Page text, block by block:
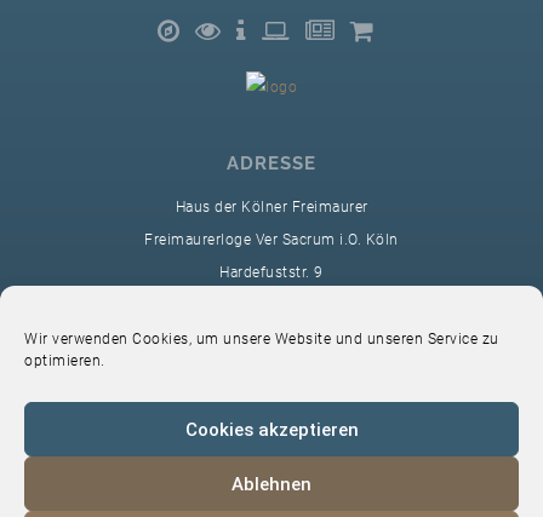
Wir verwenden Cookies, um unsere Website und unseren Service zu
optimieren.
Cookies akzeptieren
Ablehnen
ADRESSE
Haus der Kölner Freimaurer
Freimaurerloge Ver Sacrum i.O. Köln
Hardefuststr. 9
sekretariat@ver-sacrum.org
© 2024 Copyright Ver Sacrum